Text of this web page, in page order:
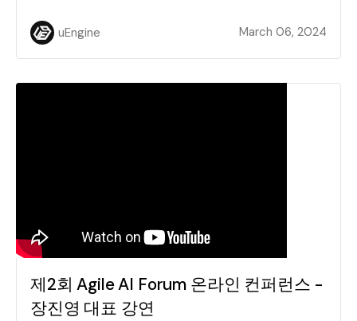
uEngine March 06, 2024
제2회 Agile AI Forum 온라인 컨퍼런스 -
장진영 대표 강연